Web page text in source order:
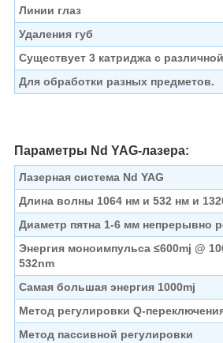
Линии глаз
Удаления губ
Существует 3 катриджа с
Для обработки разных предметов.
Параметры Nd YAG-лазера:
Лазерная система Nd YAG
Длина волны 1064 нм и 532 нм и
Диаметр пятна 1-6 мм непрерывно
Энергия моноимпульса ≤600mj @
532nm
Самая большая энергия 1000mj
Метод регулировки Q-
Метод пассивной регулировки